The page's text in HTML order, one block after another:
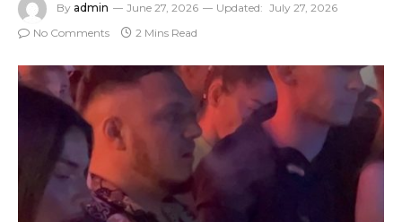
By admin June 27, 2026 Updated: July 27, 2026
No Comments
2 Mins Read